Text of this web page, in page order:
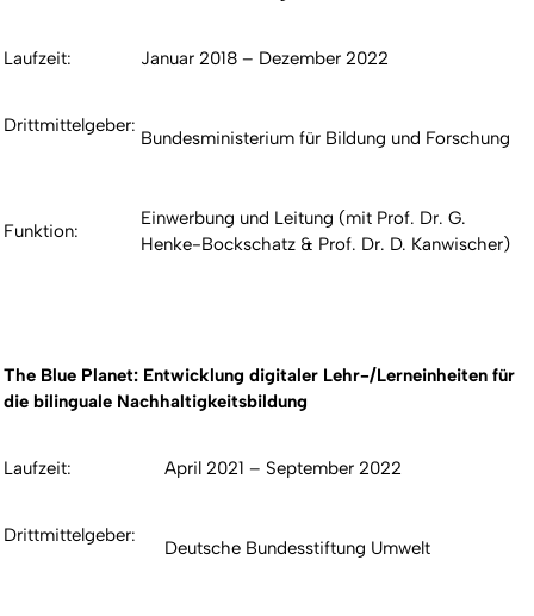
Laufzeit: Januar 2018 – Dezember 2022
Drittmittelgeber:
Bundesministerium für Bildung und Forschung
Funktion:
Einwerbung und Leitung (mit Prof. Dr. G.
Henke-Bockschatz & Prof. Dr. D. Kanwischer)
The Blue Planet: Entwicklung digitaler Lehr-/Lerneinheiten für
die bilinguale Nachhaltigkeitsbildung
Laufzeit: April 2021 – September 2022
Drittmittelgeber:
Deutsche Bundesstiftung Umwelt